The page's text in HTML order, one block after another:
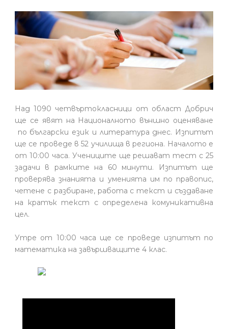
Над 1090 четвъртокласници от област Добрич
ще се явят на Националното външно оценяване
по български език и литература днес. Изпитът
ще се проведе в 52 училища в региона. Началото е
от 10:00 часа. Учениците ще решават тест с 25
задачи в рамките на 60 минути. Изпитът ще
проверява знанията и уменията им по правопис,
четене с разбиране, работа с текст и създаване
на кратък текст с определена комуникативна
цел.
Утре от 10:00 часа ще се проведе изпитът по
математика на завършващите 4 клас.